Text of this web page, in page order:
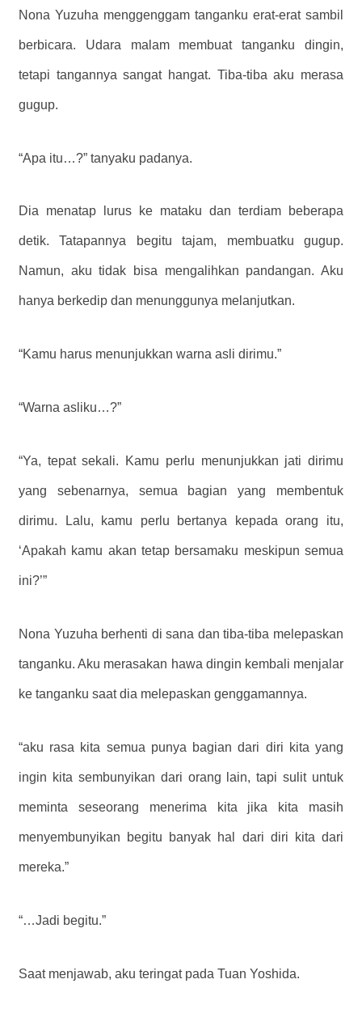
Nona Yuzuha menggenggam tanganku erat-erat sambil
berbicara. Udara malam membuat tanganku dingin,
tetapi tangannya sangat hangat. Tiba-tiba aku merasa
gugup.
“Apa itu…?” tanyaku padanya.
Dia menatap lurus ke mataku dan terdiam beberapa
detik. Tatapannya begitu tajam, membuatku gugup.
Namun, aku tidak bisa mengalihkan pandangan. Aku
hanya berkedip dan menunggunya melanjutkan.
“Kamu harus menunjukkan warna asli dirimu.”
“Warna asliku…?”
“Ya, tepat sekali. Kamu perlu menunjukkan jati dirimu
yang sebenarnya, semua bagian yang membentuk
dirimu. Lalu, kamu perlu bertanya kepada orang itu,
‘Apakah kamu akan tetap bersamaku meskipun semua
ini?’”
Nona Yuzuha berhenti di sana dan tiba-tiba melepaskan
tanganku. Aku merasakan hawa dingin kembali menjalar
ke tanganku saat dia melepaskan genggamannya.
“aku rasa kita semua punya bagian dari diri kita yang
ingin kita sembunyikan dari orang lain, tapi sulit untuk
meminta seseorang menerima kita jika kita masih
menyembunyikan begitu banyak hal dari diri kita dari
mereka.”
“…Jadi begitu.”
Saat menjawab, aku teringat pada Tuan Yoshida.